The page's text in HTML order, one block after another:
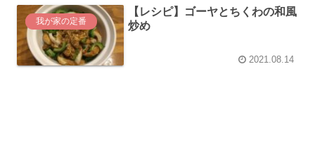
我が家の定番
【レシピ】ゴーヤとちくわの和風
炒め
2021.08.14